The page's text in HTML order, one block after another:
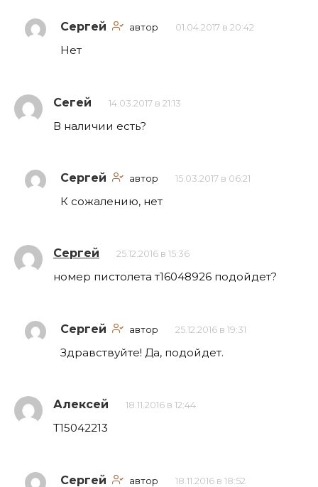
Сергей автор 01.04.2017 в 20:42
Нет
Сегей 14.03.2017 в 21:13
В наличии есть?
Сергей автор 15.03.2017 в 06:21
К сожалению, нет
Сергей 25.12.2016 в 15:36
номер пистолета т16048926 подойдет?
Сергей автор 25.12.2016 в 19:31
Здравствуйте! Да, подойдет.
Алексей 18.11.2016 в 12:44
Т15042213
Сергей автор 18.11.2016 в 18:52